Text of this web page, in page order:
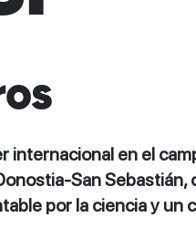
internacional en el
San
por la ciencia y un